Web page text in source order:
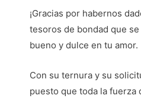
¡Gracias por habernos
tesoros de bondad que
bueno y dulce en tu amor.
Con su ternura y su
puesto que toda la fuerza